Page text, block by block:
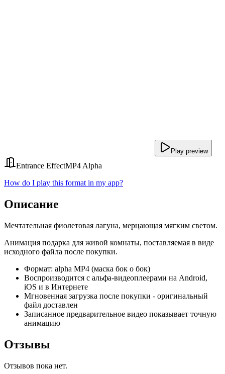
Play preview
Entrance EffectMP4 Alpha
How do I play this format in my app?
Описание
Мечтательная фиолетовая лагуна, мерцающая мягким светом.
Анимация подарка для живой комнаты, поставляемая в виде
исходного файла после покупки.
Формат: alpha MP4 (маска бок о бок)
Воспроизводится с альфа-видеоплеерами на Android,
iOS и в Интернете
Мгновенная загрузка после покупки - оригинальный
файл доставлен
Записанное предварительное видео показывает точную
анимацию
Отзывы
Отзывов пока нет.